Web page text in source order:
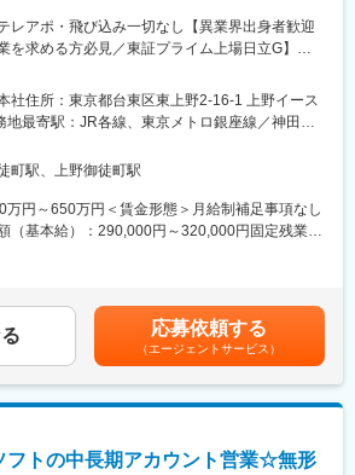
ー、プレミアムフライデー、有給取得推進（年
指し、現在全社平均14.8日）を行う等メリハリ
同等規模の設計事務所より整っている
健康に働ける環境について具体的な施策（残業
られていたり長期就業のイメージが持てる
風土あり
を挙げれば現場主体で挑戦をしていける環境
ーバル案件あり：
土木の設計監理からファシリティマネジメン
グへ事業領域を大きく拡大しました。
展開しています。
レアポ・飛び込み一切なし【異業界出身者歓迎
を求める方必見／東証プライム上場日立G】～
14.8日／平均勤続年数18～19年／海外受注増の
て、建築・FM・PM等の技術を総合的に組合
などの経験豊富な提案力と運用・環境・マネジ
件が２割、外販案件が８割です。
データセンターなどの法人案件を中心に、官公
～回収まで幅広く対応しています。
社住所：東京都台東区東上野2-16-1 上野イース
地最寄駅：JR各線、東京メトロ銀座線／神田駅
内全面禁煙
町駅、上野御徒町駅
万円～650万円＜賃金形態＞月給制補足事項なし
（基本給）：290,000円～320,000円固定残業手
齢・経験を考慮のうえ、決定します。■賞与実績:
年度実績）賃金はあくまでも目安の金額であ
上下する可能性があります。月給(月額)は固定手
す。
応募依頼する
（エージェントサービス）
フトの中長期アカウント営業☆無形